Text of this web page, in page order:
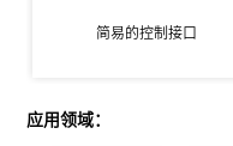
简易的控制接口
应用领域：